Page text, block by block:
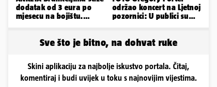
dodatak od 3 eura po
mjesecu na bojištu.
održao koncert na Ljetnoj
pozornici: U publici su
Sve što je bitno, na dohvat ruke
Skini aplikaciju za najbolje iskustvo portala. Čitaj,
komentiraj i budi uvijek u toku s najnovijim vijestima.